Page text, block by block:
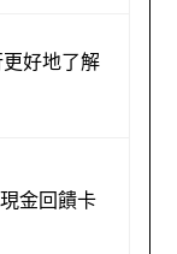
好地了解
金回饋卡